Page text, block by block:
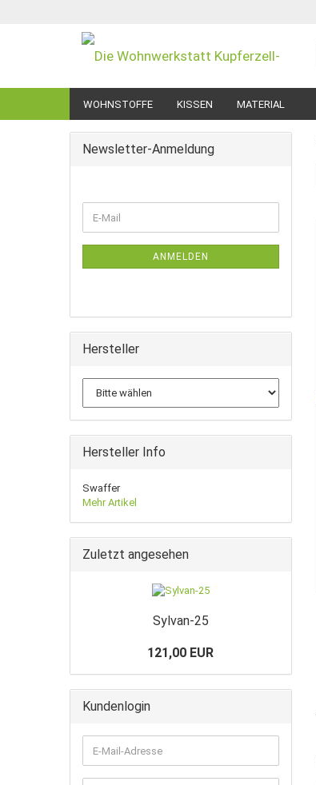
WOHNSTOFFE KISSEN MATERIAL
Newsletter-Anmeldung
ZUR
E-
Mail
ANMELDEN
Hersteller
Hersteller Info
Swaffer
Mehr Artikel
Zuletzt angesehen
Sylvan-25
121,00 EUR
Kundenlogin
E-
Mail-
Adresse